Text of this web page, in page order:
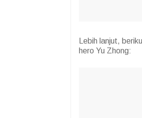
Lebih lanjut,
hero Yu Zhong: